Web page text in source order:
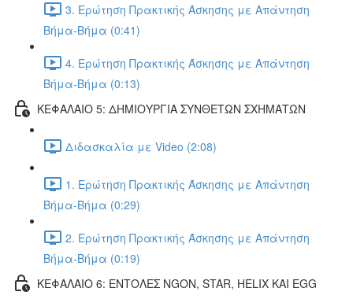
3. Ερώτηση Πρακτικής Άσκησης με Απάντηση
Βήμα-Βήμα (0:41)
4. Ερώτηση Πρακτικής Άσκησης με Απάντηση
Βήμα-Βήμα (0:13)
ΚΕΦΑΛΑΙΟ 5: ΔΗΜΙΟΥΡΓΙΑ ΣΥΝΘΕΤΩΝ ΣΧΗΜΑΤΩΝ
Διδασκαλία με Video (2:08)
1. Ερώτηση Πρακτικής Άσκησης με Απάντηση
Βήμα-Βήμα (0:29)
2. Ερώτηση Πρακτικής Άσκησης με Απάντηση
Βήμα-Βήμα (0:19)
ΚΕΦΑΛΑΙΟ 6: ΕΝΤΟΛΕΣ NGON, STAR, HELIX ΚΑΙ EGG